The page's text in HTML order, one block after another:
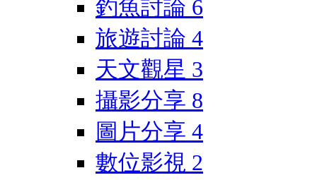
釣魚討論 6
旅遊討論 4
天文觀星 3
攝影分享 8
圖片分享 4
數位影視 2